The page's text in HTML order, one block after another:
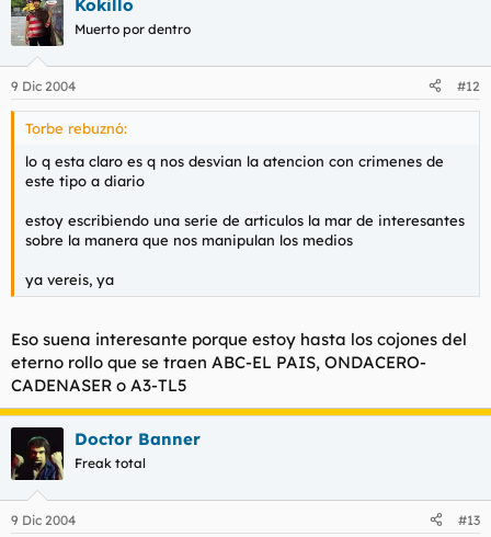
Kokillo
Muerto por dentro
9 Dic 2004 #12
Torbe rebuznó:
lo q esta claro es q nos desvian la atencion con crimenes de
este tipo a diario
estoy escribiendo una serie de articulos la mar de interesantes
sobre la manera que nos manipulan los medios
ya vereis, ya
Eso suena interesante porque estoy hasta los cojones del
eterno rollo que se traen ABC-EL PAIS, ONDACERO-
CADENASER o A3-TL5
Doctor Banner
Freak total
9 Dic 2004 #13